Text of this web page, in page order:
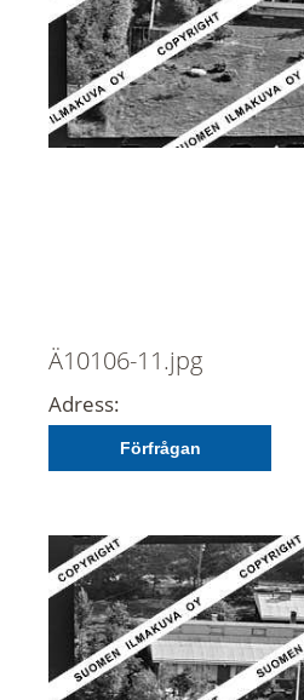
Ä10106-11.jpg
Adress:
Förfrågan